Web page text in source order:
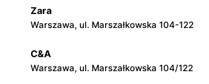
Intermarche Super
Zara
Warszawa, ul. Marszałkowska 104-122
C&A
Warszawa, ul. Marszałkowska 104/122